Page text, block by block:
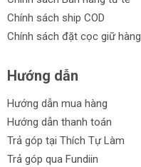
Chính sách ship COD
Chính sách đặt cọc giữ hàng
Hướng dẫn
Hướng dẫn mua hàng
Hướng dẫn thanh toán
Trả góp tại Thích Tự Làm
Trả góp qua Fundiin